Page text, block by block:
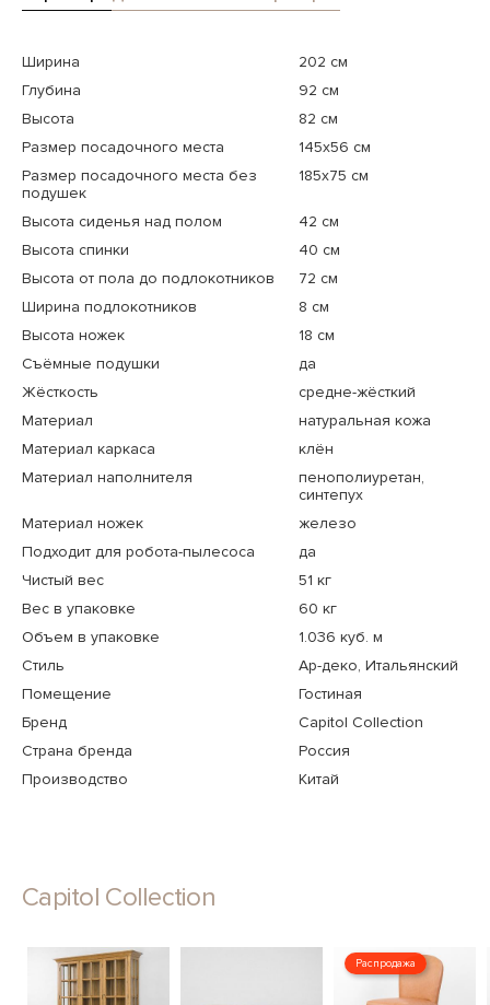
Ширина
202 см
Глубина
92 см
Высота
82 см
Размер посадочного места
145x56 см
Размер посадочного места без
подушек
185x75 см
Высота сиденья над полом
42 см
Высота спинки
40 см
Высота от пола до подлокотников
72 см
Ширина подлокотников
8 см
Высота ножек
18 см
Съёмные подушки
да
Жёсткость
средне-жёсткий
Материал
натуральная кожа
Материал каркаса
клён
Материал наполнителя
пенополиуретан,
синтепух
Материал ножек
железо
Подходит для робота-пылесоса
да
Чистый вес
51 кг
Вес в упаковке
60 кг
Объем в упаковке
1.036 куб. м
Стиль
Ар-деко, Итальянский
Помещение
Гостиная
Бренд
Capitol Collection
Страна бренда
Россия
Производство
Китай
Capitol Collection
Распродажа